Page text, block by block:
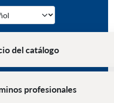
language
(Spanish)
del catálogo
profesionales